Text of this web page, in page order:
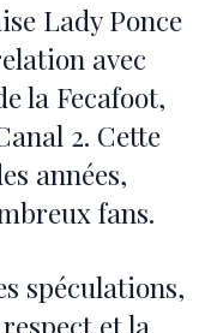
Lady Ponce
avec
la Fecafoot,
2. Cette
années,
fans.
spéculations,
et la